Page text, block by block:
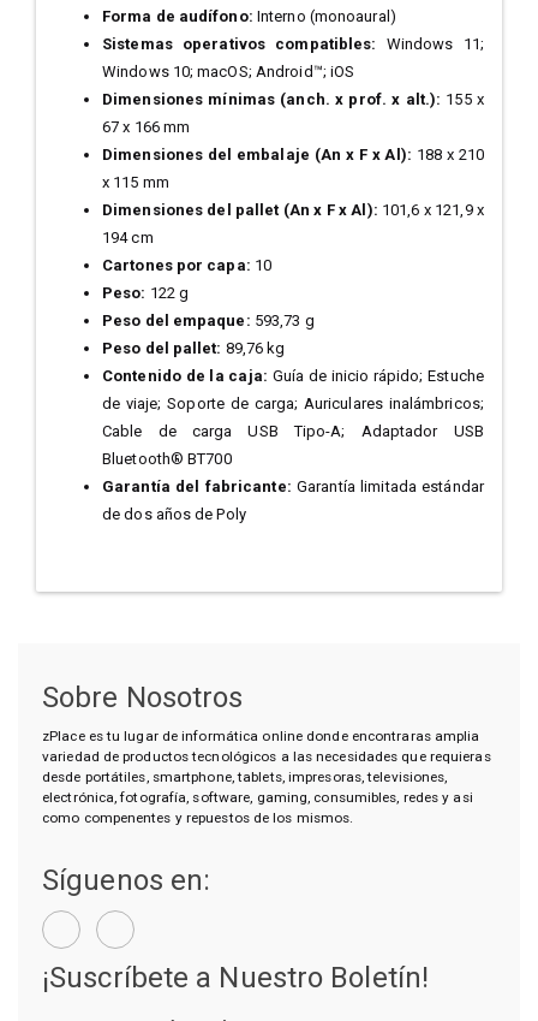
Forma de audífono: Interno (monoaural)
Sistemas operativos compatibles: Windows 11;
Windows 10; macOS; Android™; iOS
Dimensiones mínimas (anch. x prof. x alt.): 155 x
67 x 166 mm
Dimensiones del embalaje (An x F x Al): 188 x 210
x 115 mm
Dimensiones del pallet (An x F x Al): 101,6 x 121,9 x
194 cm
Cartones por capa: 10
Peso: 122 g
Peso del empaque: 593,73 g
Peso del pallet: 89,76 kg
Contenido de la caja: Guía de inicio rápido; Estuche
de viaje; Soporte de carga; Auriculares inalámbricos;
Cable de carga USB Tipo-A; Adaptador USB
Bluetooth® BT700
Garantía del fabricante: Garantía limitada estándar
de dos años de Poly
Sobre Nosotros
zPlace es tu lugar de informática online donde encontraras amplia
variedad de productos tecnológicos a las necesidades que requieras
desde portátiles, smartphone, tablets, impresoras, televisiones,
electrónica, fotografía, software, gaming, consumibles, redes y asi
como compenentes y repuestos de los mismos.
Síguenos en:
¡Suscríbete a Nuestro Boletín!